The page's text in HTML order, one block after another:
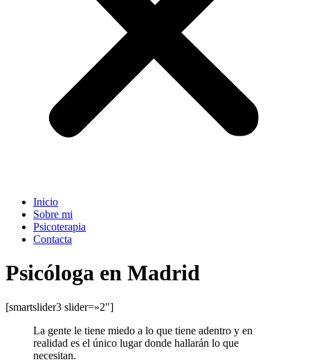
Inicio
Sobre mi
Psicoterapia
Contacta
Psicóloga en Madrid
[smartslider3 slider=»2″]
La gente le tiene miedo a lo que tiene adentro y en
realidad es el único lugar donde hallarán lo que
necesitan.